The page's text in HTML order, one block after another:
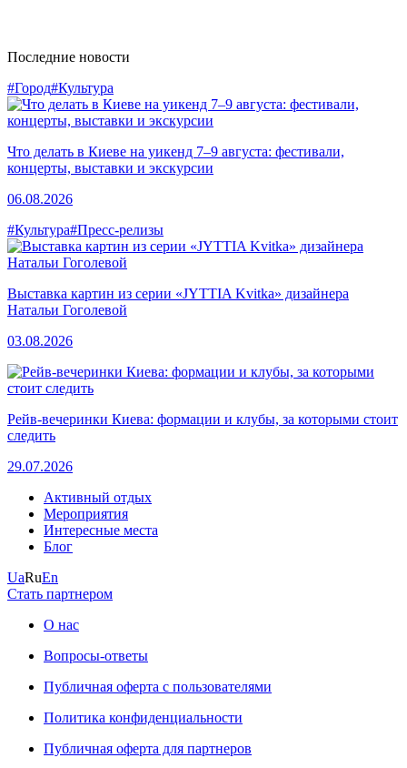
Последние новости
#Город#Культура
Что делать в Киеве на уикенд 7–9 августа: фестивали,
концерты, выставки и экскурсии
06.08.2026
#Культура#Пресс-релизы
Выставка картин из серии «JYTTIA Kvitka» дизайнера
Натальи Гоголевой
03.08.2026
Рейв-вечеринки Киева: формации и клубы, за которыми стоит
следить
29.07.2026
Активный отдых
Мероприятия
Интересные места
Блог
UaRuEn
Стать партнером
О нас
Вопросы-ответы
Публичная оферта с пользователями
Политика конфиденциальности
Публичная оферта для партнеров